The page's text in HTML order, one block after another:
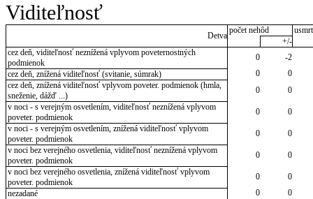
Viditeľnosť
Detva
počet nehôd
+/-
cez deň, viditeľnosť neznížená vplyvom poveternostných
podmienok
0
-2
cez deň, znížená viditeľnosť (svitanie, súmrak)
0
0
cez deň, znížená viditeľnosť vplyvom poveter. podmienok (hmla,
sneženie, dážď ...)
0
0
v noci - s verejným osvetlením, viditeľnosť neznížená vplyvom
poveter. podmienok
0
0
v noci - s verejným osvetlením, znížená viditeľnosť vplyvom
poveter. podmienok
0
0
v noci bez verejného osvetlenia, viditeľnosť neznížená vplyvom
poveter. podmienok
0
0
v noci bez verejného osvetlenia, znížená viditeľnosť vplyvom
poveter. podmienok
0
0
nezadané
0 0